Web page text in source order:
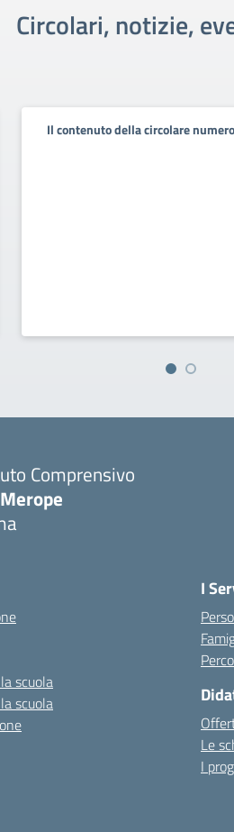
Circolari, notizie,
Il contenuto della circolare
Comprensivo
scuola
scuola
I
Le
I